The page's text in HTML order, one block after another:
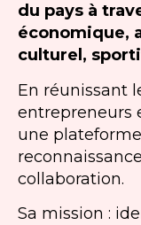
du pays à
économique,
culturel,
En réunissant
entrepreneurs
une
collaboration.
Sa mission :